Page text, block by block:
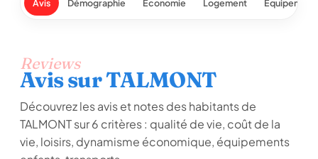
Avis Démographie Économie Logement
Reviews
Avis sur TALMONT
Découvrez les avis et notes des habitants de
TALMONT sur 6 critères : qualité de vie, coût de la
vie, loisirs, dynamisme économique, équipements